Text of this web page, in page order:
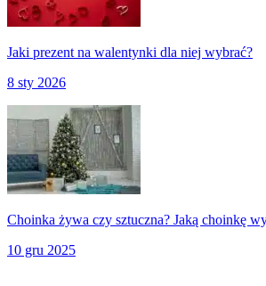
Jaki prezent na walentynki dla niej wybrać?
8 sty 2026
Choinka żywa czy sztuczna? Jaką choinkę
10 gru 2025